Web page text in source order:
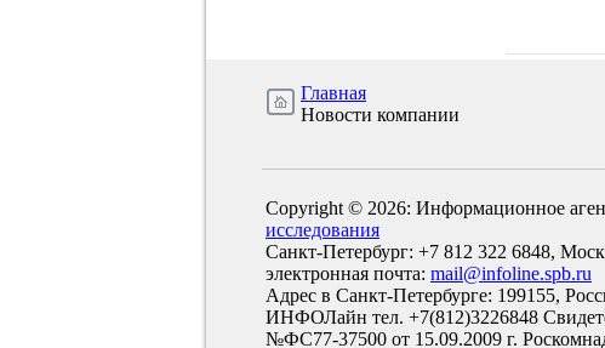
Главная
Новости компании
Copyright © 2026: Информационное
исследования
Санкт-Петербург: +7 812 322 6848,
электронная почта: mail@infoline.spb.ru
Адрес в Санкт-Петербурге: 199155,
ИНФОЛайн тел. +7(812)3226848
№ФС77-37500 от 15.09.2009 г.